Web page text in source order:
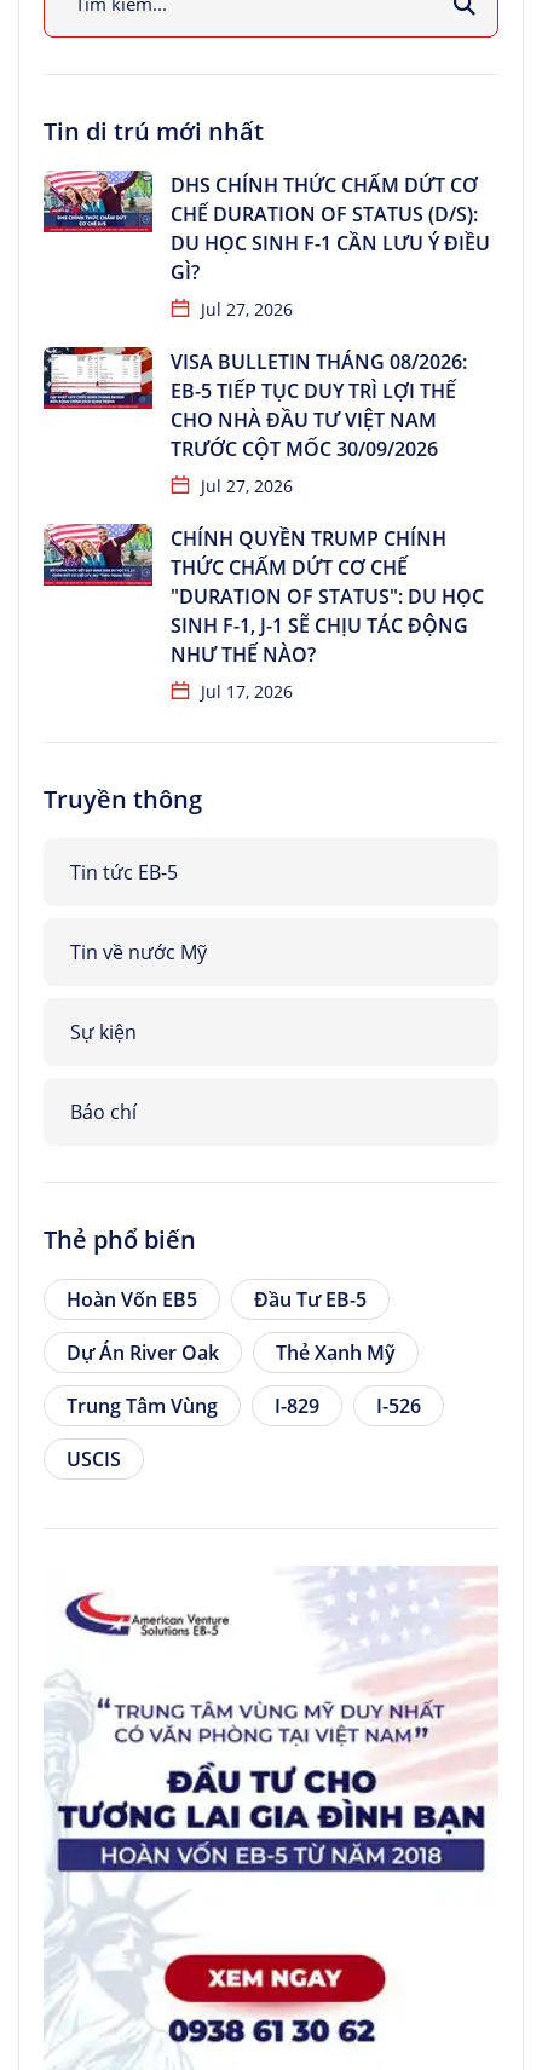
Tin di trú mới nhất
DHS CHÍNH THỨC CHẤM DỨT CƠ
CHẾ DURATION OF STATUS (D/S):
DU HỌC SINH F-1 CẦN LƯU Ý ĐIỀU
GÌ?
Jul 27, 2026
VISA BULLETIN THÁNG 08/2026:
EB-5 TIẾP TỤC DUY TRÌ LỢI THẾ
CHO NHÀ ĐẦU TƯ VIỆT NAM
TRƯỚC CỘT MỐC 30/09/2026
Jul 27, 2026
CHÍNH QUYỀN TRUMP CHÍNH
THỨC CHẤM DỨT CƠ CHẾ
"DURATION OF STATUS": DU HỌC
SINH F-1, J-1 SẼ CHỊU TÁC ĐỘNG
NHƯ THẾ NÀO?
Jul 17, 2026
Truyền thông
Tin tức EB-5
Tin về nước Mỹ
Sự kiện
Báo chí
Thẻ phổ biến
Hoàn Vốn EB5
Đầu Tư EB-5
Dự Án River Oak
Thẻ Xanh Mỹ
Trung Tâm Vùng
I-829
I-526
USCIS